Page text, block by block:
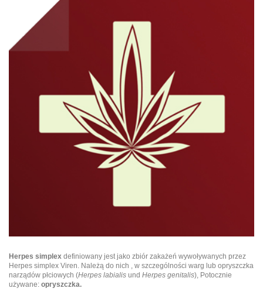
Herpes simplex definiowany jest jako zbiór zakażeń wywoływanych przez
Herpes simplex Viren. Należą do nich , w szczególności warg lub opryszczka
narządów płciowych (Herpes labialis und Herpes genitalis), Potocznie
używane: opryszczka.